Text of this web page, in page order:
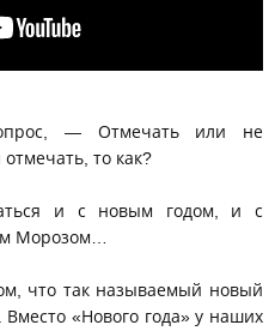
— Отмечать или не
то как?
и с новым годом, и с
Морозом…
что так называемый новый
Вместо «Нового года» у наших